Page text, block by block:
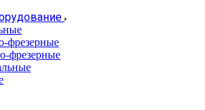
фрезерные
фрезерные